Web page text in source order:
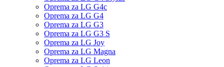
Oprema za LG G4c
Oprema za LG G4
Oprema za LG G3
Oprema za LG G3 S
Oprema za LG Joy
Oprema za LG Magna
Oprema za LG Leon